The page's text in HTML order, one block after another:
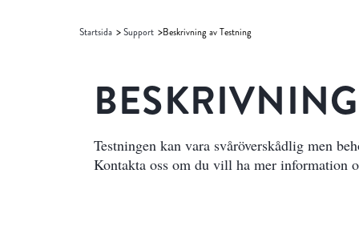
Startsida Support Beskrivning av Testning
Testningen kan vara svåröverskådlig men
Kontakta oss om du vill ha mer information